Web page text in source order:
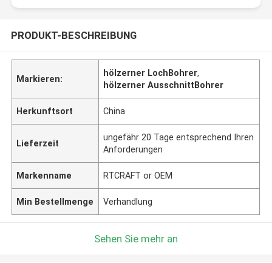
PRODUKT-BESCHREIBUNG
Markieren:
hölzerner LochBohrer,
hölzerner AusschnittBohrer
Herkunftsort China
Lieferzeit
ungefähr 20 Tage entsprechend Ihren
Anforderungen
Markenname RTCRAFT or OEM
Min Bestellmenge Verhandlung
Sehen Sie mehr an